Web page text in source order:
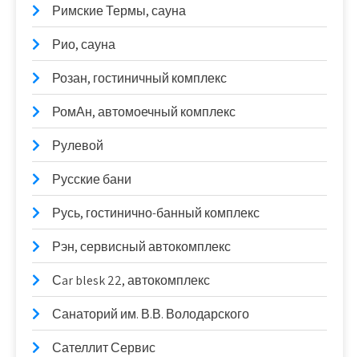
Римские Термы, сауна
Рио, сауна
Розан, гостиничный комплекс
РомАн, автомоечный комплекс
Рулевой
Русские бани
Русь, гостинично-банный комплекс
Рэн, сервисный автокомплекс
Сar blesk 22, автокомплекс
Санаторий им. В.В. Володарского
Сателлит Сервис